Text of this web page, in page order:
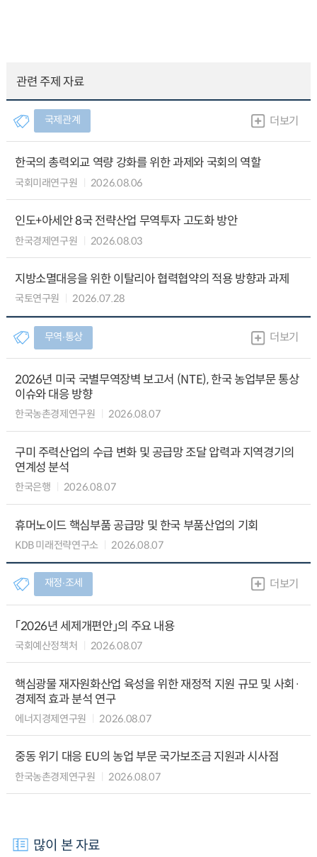
관련 주제 자료
국제관계 더보기
한국의 총력외교 역량 강화를 위한 과제와 국회의 역할
국회미래연구원 2026.08.06
인도+아세안 8국 전략산업 무역투자 고도화 방안
한국경제연구원 2026.08.03
지방소멸대응을 위한 이탈리아 협력협약의 적용 방향과 과제
국토연구원 2026.07.28
무역∙통상 더보기
2026년 미국 국별무역장벽 보고서 (NTE), 한국 농업부문 통상
이슈와 대응 방향
한국농촌경제연구원 2026.08.07
구미 주력산업의 수급 변화 및 공급망 조달 압력과 지역경기의
연계성 분석
한국은행 2026.08.07
휴머노이드 핵심부품 공급망 및 한국 부품산업의 기회
KDB 미래전략연구소 2026.08.07
재정∙조세 더보기
「2026년 세제개편안」의 주요 내용
국회예산정책처 2026.08.07
핵심광물 재자원화산업 육성을 위한 재정적 지원 규모 및 사회·
경제적 효과 분석 연구
에너지경제연구원 2026.08.07
중동 위기 대응 EU의 농업 부문 국가보조금 지원과 시사점
한국농촌경제연구원 2026.08.07
많이 본 자료